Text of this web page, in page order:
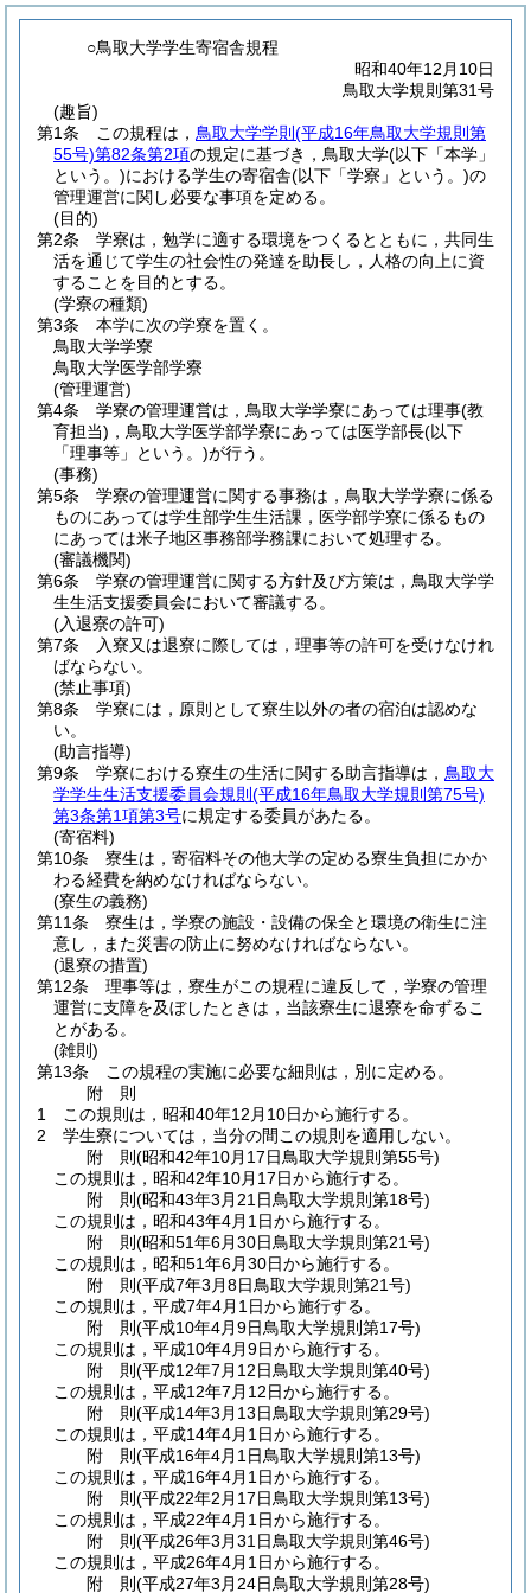
○鳥取大学学生寄宿舎規程
昭和40年12月10日
鳥取大学規則第31号
(趣旨)
第1条
この規程は， 鳥取大学学則 (平成16年鳥取大学規則第
55号)第82条第2項の規定に基づき，鳥取大学(以下「本学」
という。)における学生の寄宿舎(以下「学寮」という。)の
管理運営に関し必要な事項を定める。
(目的)
第2条
学寮は，勉学に適する環境をつくるとともに，共同生
活を通じて学生の社会性の発達を助長し，人格の向上に資
することを目的とする。
(学寮の種類)
第3条
本学に次の学寮を置く。
鳥取大学学寮
鳥取大学医学部学寮
(管理運営)
第4条
学寮の管理運営は，鳥取大学学寮にあっては理事(教
育担当) ，鳥取大学医学部学寮にあっては医学部長(以下
「理事等」という。)が行う。
(事務)
第5条
学寮の管理運営に関する事務は，鳥取大学学寮に係る
ものにあっては学生部学生生活課，医学部学寮に係るもの
にあっては米子地区事務部学務課において処理する。
(審議機関)
第6条
学寮の管理運営に関する方針及び方策は，鳥取大学学
生生活支援委員会において審議する。
(入退寮の許可)
第7条
入寮又は退寮に際しては，理事等の許可を受けなけれ
ばならない。
(禁止事項)
第8条
学寮には，原則として寮生以外の者の宿泊は認めな
い。
(助言指導)
第9条
学寮における寮生の生活に関する助言指導は， 鳥取大
学学生生活支援委員会規則 (平成16年鳥取大学規則第75号)
第3条第1項第3号に規定する委員があたる。
(寄宿料)
第10条
寮生は，寄宿料その他大学の定める寮生負担にかか
わる経費を納めなければならない。
(寮生の義務)
第11条
寮生は，学寮の施設・設備の保全と環境の衛生に注
意し，また災害の防止に努めなければならない。
(退寮の措置)
第12条
理事等は，寮生がこの規程に違反して，学寮の管理
運営に支障を及ぼしたときは，当該寮生に退寮を命ずるこ
とがある。
(雑則)
第13条
この規程の実施に必要な細則は，別に定める。
附 則
1
この規則は，昭和40年12月10日から施行する。
2
学生寮については，当分の間この規則を適用しない。
附 則(昭和42年10月17日鳥取大学規則第55号)
この規則は，昭和42年10月17日から施行する。
附 則(昭和43年3月21日鳥取大学規則第18号)
この規則は，昭和43年4月1日から施行する。
附 則(昭和51年6月30日鳥取大学規則第21号)
この規則は，昭和51年6月30日から施行する。
附 則(平成7年3月8日鳥取大学規則第21号)
この規則は，平成7年4月1日から施行する。
附 則(平成10年4月9日鳥取大学規則第17号)
この規則は，平成10年4月9日から施行する。
附 則(平成12年7月12日鳥取大学規則第40号)
この規則は，平成12年7月12日から施行する。
附 則(平成14年3月13日鳥取大学規則第29号)
この規則は，平成14年4月1日から施行する。
附 則(平成16年4月1日鳥取大学規則第13号)
この規則は，平成16年4月1日から施行する。
附 則(平成22年2月17日鳥取大学規則第13号)
この規則は，平成22年4月1日から施行する。
附 則(平成26年3月31日鳥取大学規則第46号)
この規則は，平成26年4月1日から施行する。
附 則(平成27年3月24日鳥取大学規則第28号)